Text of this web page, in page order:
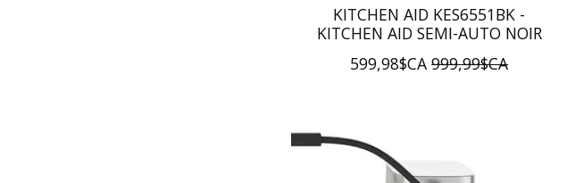
KITCHEN AID KES6551BK -
KITCHEN AID SEMI-AUTO NOIR
599,98$CA 999,99$CA